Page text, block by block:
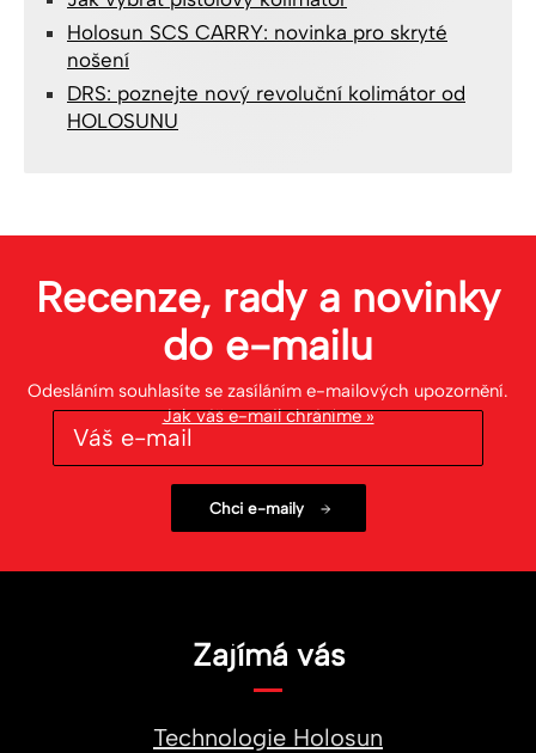
Holosun SCS CARRY: novinka pro skryté
nošení
DRS: poznejte nový revoluční kolimátor od
HOLOSUNU
Recenze, rady a novinky
do e-mailu
Odesláním souhlasíte se zasíláním e-mailových upozornění.
Jak váš e-mail chráníme »
Zajímá vás
Technologie Holosun